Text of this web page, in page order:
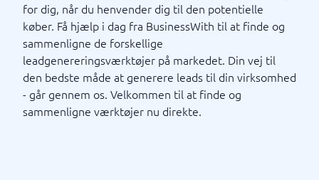
for dig, når du henvender dig til den potentielle
køber. Få hjælp i dag fra BusinessWith til at finde og
sammenligne de forskellige
leadgenereringsværktøjer på markedet. Din vej til
den bedste måde at generere leads til din virksomhed
- går gennem os. Velkommen til at finde og
sammenligne værktøjer nu direkte.